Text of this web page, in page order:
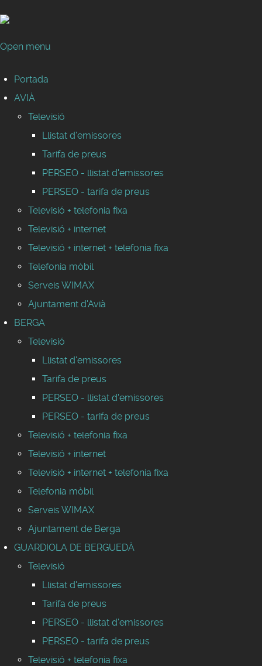
Open menu
Portada
AVIÀ
Televisió
Llistat d'emissores
Tarifa de preus
PERSEO - llistat d'emissores
PERSEO - tarifa de preus
Televisió + telefonia fixa
Televisió + internet
Televisió + internet + telefonia fixa
Telefonia mòbil
Serveis WIMAX
Ajuntament d'Avià
BERGA
Televisió
Llistat d'emissores
Tarifa de preus
PERSEO - llistat d'emissores
PERSEO - tarifa de preus
Televisió + telefonia fixa
Televisió + internet
Televisió + internet + telefonia fixa
Telefonia mòbil
Serveis WIMAX
Ajuntament de Berga
GUARDIOLA DE BERGUEDÀ
Televisió
Llistat d'emissores
Tarifa de preus
PERSEO - llistat d'emissores
PERSEO - tarifa de preus
Televisió + telefonia fixa